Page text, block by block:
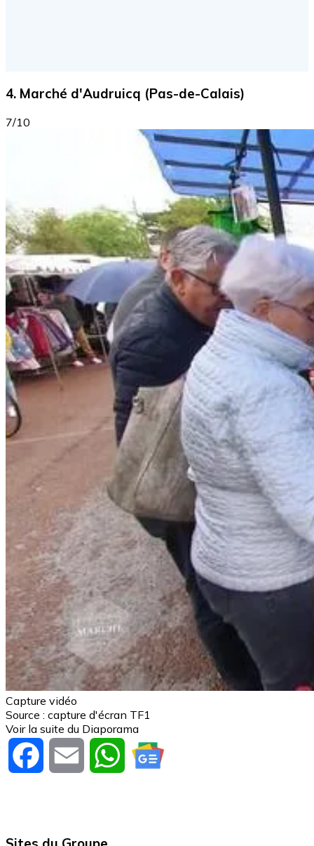
4. Marché d'Audruicq (Pas-de-Calais)
7/10
Capture vidéo
Source : capture d'écran TF1
Voir la suite du Diaporama
Facebook Email WhatsApp